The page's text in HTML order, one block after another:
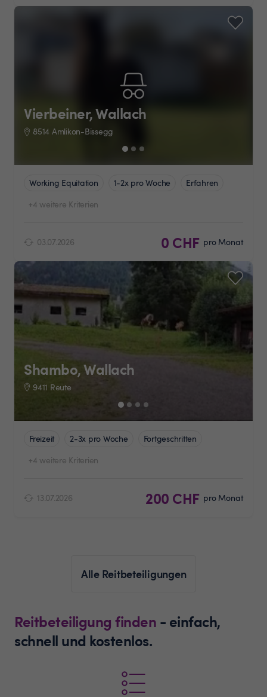
Vierbeiner, Wallach
8514 Amlikon-Bissegg
Working Equitation 1-2x pro Woche
Erfahren
+4 weitere Kriterien
03.07.2026 0 CHF pro Monat
Shambo, Wallach
9411 Reute
Freizeit 2-3x pro Woche
Fortgeschritten
+4 weitere Kriterien
13.07.2026 200 CHF pro Monat
Alle Reitbeteiligungen
Reitbeteiligung finden - einfach,
schnell und kostenlos.